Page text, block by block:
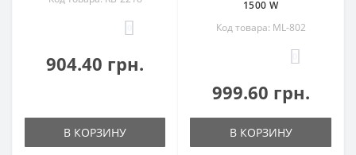
904.40 грн.
В КОРЗИНУ
1500 W
Код товара: ML-802
999.60 грн.
В КОРЗИНУ